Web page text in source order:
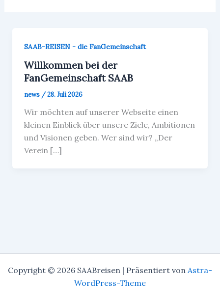
SAAB-REISEN - die FanGemeinschaft
Willkommen bei der
FanGemeinschaft SAAB
news /28. Juli 2026
Wir möchten auf unserer Webseite einen
kleinen Einblick über unsere Ziele, Ambitionen
und Visionen geben. Wer sind wir? „Der
Verein […]
Copyright © 2026 SAABreisen | Präsentiert von Astra-
WordPress-Theme